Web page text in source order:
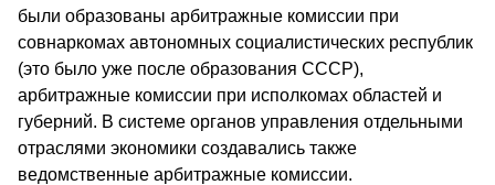
были образованы арбитражные комиссии при
совнаркомах автономных социалистических республик
(это было уже после образования СССР),
арбитражные комиссии при исполкомах областей и
губерний. В системе органов управления отдельными
отраслями экономики создавались также
ведомственные арбитражные комиссии.